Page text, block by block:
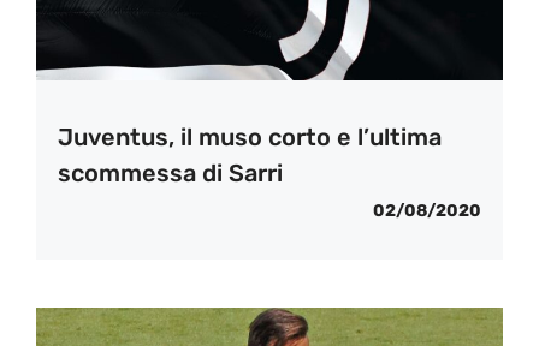
Juventus, il muso corto e l’ultima
scommessa di Sarri
02/08/2020